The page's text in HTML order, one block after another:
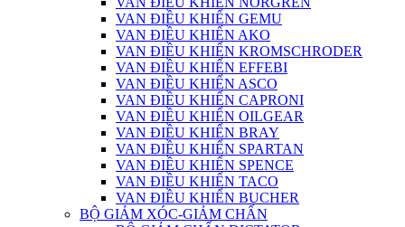
VAN ĐIỀU KHIỂN GEMU
VAN ĐIỀU KHIỂN AKO
VAN ĐIỀU KHIỂN KROMSCHRODER
VAN ĐIỀU KHIỂN EFFEBI
VAN ĐIỀU KHIỂN ASCO
VAN ĐIỀU KHIỂN CAPRONI
VAN ĐIỀU KHIỂN OILGEAR
VAN ĐIỀU KHIỂN BRAY
VAN ĐIỀU KHIỂN SPARTAN
VAN ĐIỀU KHIỂN SPENCE
VAN ĐIỀU KHIỂN TACO
VAN ĐIỀU KHIỂN BUCHER
BỘ GIẢM XÓC-GIẢM CHẤN